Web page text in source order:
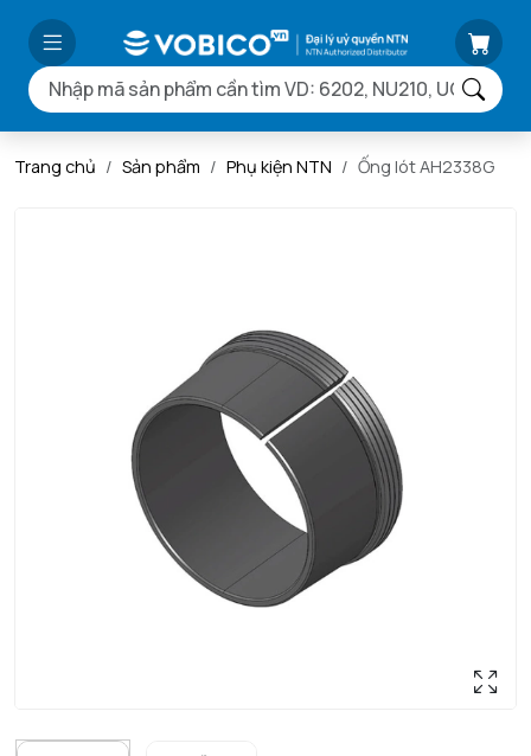
Trang chủ Sản phẩm Phụ kiện NTN Ống lót AH2338G